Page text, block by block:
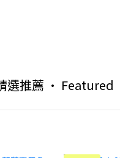
選推薦 • Featured